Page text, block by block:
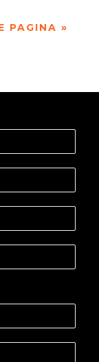
PAGINA »